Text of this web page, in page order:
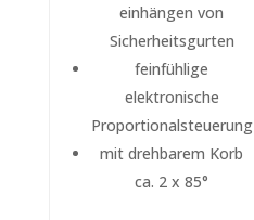
einhängen von
Sicherheitsgurten
feinfühlige
elektronische
Proportionalsteuerung
mit drehbarem Korb
ca. 2 x 85°